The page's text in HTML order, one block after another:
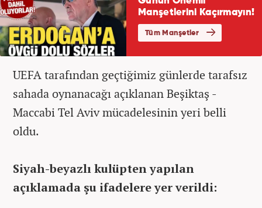
UEFA tarafından geçtiğimiz günlerde tarafsız
sahada oynanacağı açıklanan Beşiktaş -
Maccabi Tel Aviv mücadelesinin yeri belli
oldu.
Siyah-beyazlı kulüpten yapılan
açıklamada şu ifadelere yer verildi: